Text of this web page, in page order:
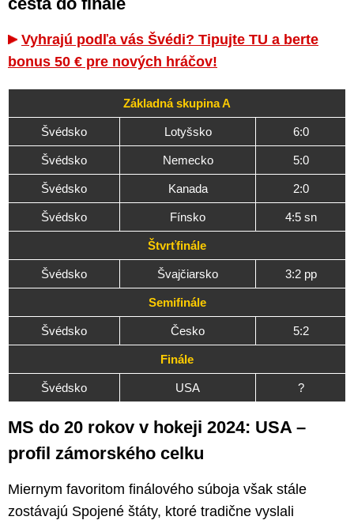
Vyhrajú podľa vás Švédi? Tipujte TU a berte
bonus 50 € pre nových hráčov!
Základná skupina A
Švédsko Lotyšsko 6:0
Švédsko Nemecko 5:0
Švédsko Kanada 2:0
Švédsko Fínsko 4:5 sn
Štvrťfinále
Švédsko Švajčiarsko 3:2 pp
Semifinále
Švédsko Česko 5:2
Finále
Švédsko USA ?
MS do 20 rokov v hokeji 2024: USA –
profil zámorského celku
Miernym favoritom finálového súboja však stále
zostávajú Spojené štáty, ktoré tradične vyslali